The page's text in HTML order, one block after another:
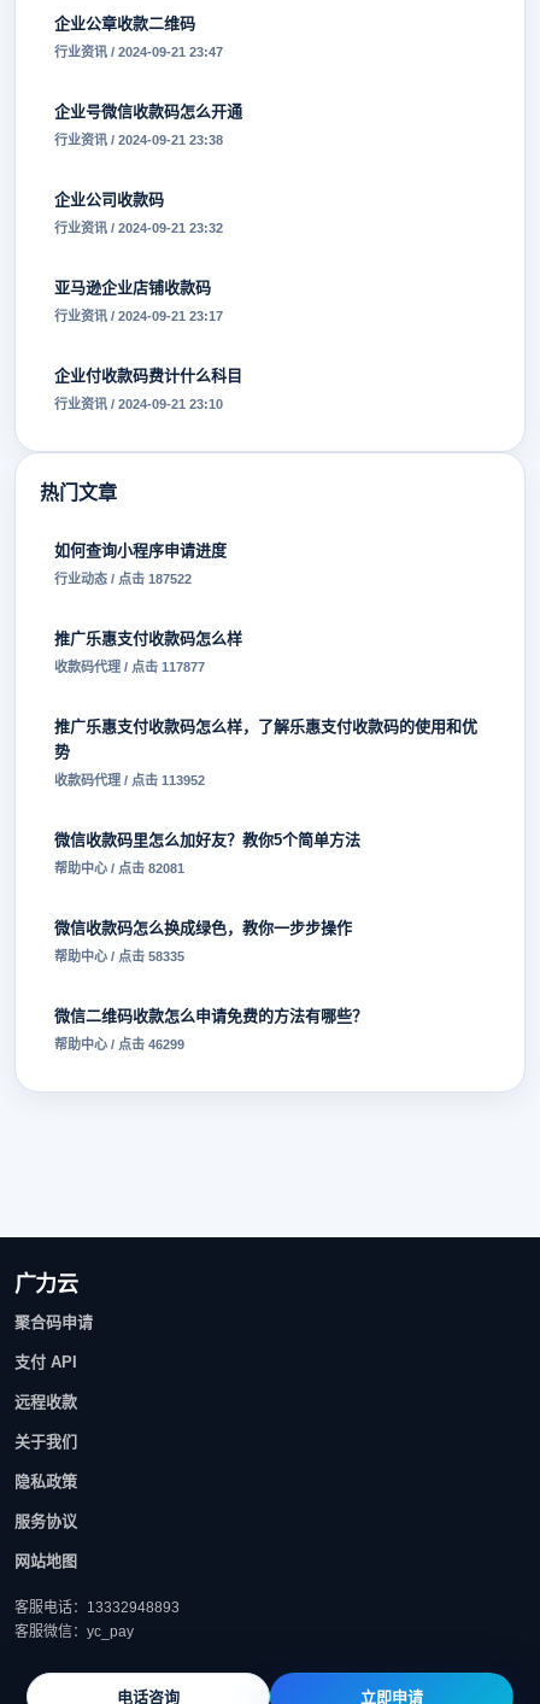
企业公章收款二维码
行业资讯 / 2024-09-21 23:47
企业号微信收款码怎么开通
行业资讯 / 2024-09-21 23:38
企业公司收款码
行业资讯 / 2024-09-21 23:32
亚马逊企业店铺收款码
行业资讯 / 2024-09-21 23:17
企业付收款码费计什么科目
行业资讯 / 2024-09-21 23:10
热门文章
如何查询小程序申请进度
行业动态 / 点击 187522
推广乐惠支付收款码怎么样
收款码代理 / 点击 117877
推广乐惠支付收款码怎么样，了解乐惠支付收款码的使用和优
势
收款码代理 / 点击 113952
微信收款码里怎么加好友？教你5个简单方法
帮助中心 / 点击 82081
微信收款码怎么换成绿色，教你一步步操作
帮助中心 / 点击 58335
微信二维码收款怎么申请免费的方法有哪些？
帮助中心 / 点击 46299
广力云
聚合码申请
支付 API
远程收款
关于我们
隐私政策
服务协议
网站地图
客服电话：13332948893
客服微信：yc_pay
电话咨询 立即申请